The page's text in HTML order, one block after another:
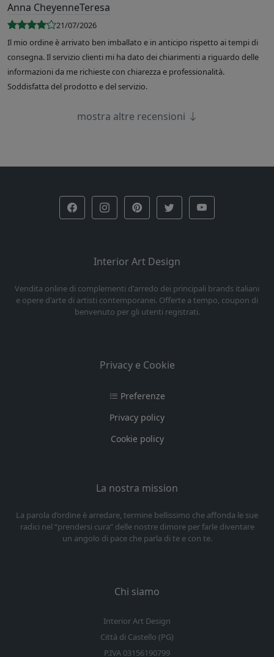
Anna CheyenneTeresa
21/07/2026
Il mio ordine è arrivato ben imballato e in anticipo rispetto ai tempi di
consegna. Il servizio clienti mi ha dato dei chiarimenti a riguardo delle
informazioni da me richieste con chiarezza e professionalità.
Soddisfatta del prodotto e del servizio.
mostra altre recensioni
Interior Art Design
Vendita online di complementi d'arredo dei principali brands italiani
e opere d'arte di artisti contemporanei. Offerte a tempo, coupon di
benvenuto per gli utenti registrati.
Privacy e Cookie
Preferenze
Privacy policy
Cookie policy
La nostra mission
La parola d’ordine è arredare, termine bellissimo che affonda le sue
radici nel “prendersi cura” delle nostre dimore per farle diventare
un angolo di pace che parla di te e con te.
Chi siamo
Interior Art Design
Città di Castello (PG)
P.IVA 03156190799